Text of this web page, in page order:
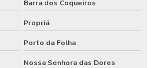
Barra dos Coqueiros
Propriá
Porto da Folha
Nossa Senhora das Dores